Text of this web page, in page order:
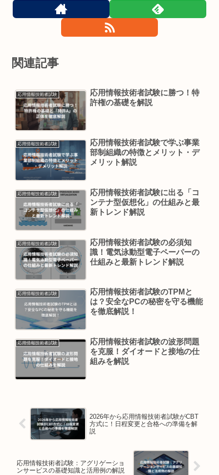
関連記事
応用情報技術者試験
応用情報技術者試験に勝つ！特
許権の基礎を解説
応用情報技術者試験
応用情報技術者試験で学ぶ事業
部制組織の特徴とメリット・デ
メリット解説
応用情報技術者試験
応用情報技術者試験に出る「コ
ンテナ型仮想化」の仕組みと最
新トレンド解説
応用情報技術者試験
応用情報技術者試験の必須知
識！電気泳動型電子ペーパーの
仕組みと最新トレンド解説
応用情報技術者試験
応用情報技術者試験のTPMと
は？安全なPCの秘密を守る機能
を徹底解説！
応用情報技術者試験
応用情報技術者試験の波形問題
を克服！ダイオードと接地の仕
組みを解説
2026年から応用情報技術者試験がCBT
方式に！日程変更と合格への準備を解
説
応用情報技術者試験：アグリゲーショ
ンサービスの基礎知識と活用例の解説